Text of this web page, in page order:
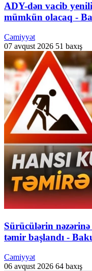
ADY-dən vacib
mümkün olacaq -
Cəmiyyət
07 avqust 2026 51 baxış
Sürücülərin
təmir başlandı -
Cəmiyyət
06 avqust 2026 64 baxış